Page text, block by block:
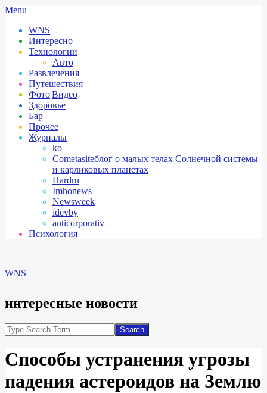
Skip
content
Secondary
Menu
Menu
WNS
Интересно
Технологии
Авто
Развлечения
Путешествия
Фото|Видео
Здоровье
Бар
Прочее
Журналы
ko
Cometasiteблог о малых телах Солнечной системы
и карликовых планетах
Hardru
Imhonews
Newsweek
idevby
anticorporativ
Психология
WNS
интересные новости
Search
Способы устранения угрозы
падения астероидов на Землю